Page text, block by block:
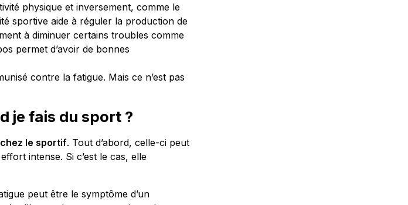
physique et inversement, comme le
sportive aide à réguler la production de
à diminuer certains troubles comme
permet d’avoir de bonnes
contre la fatigue. Mais ce n’est pas
je fais du sport ?
le sportif. Tout d’abord, celle-ci peut
intense. Si c’est le cas, elle
peut être le symptôme d’un